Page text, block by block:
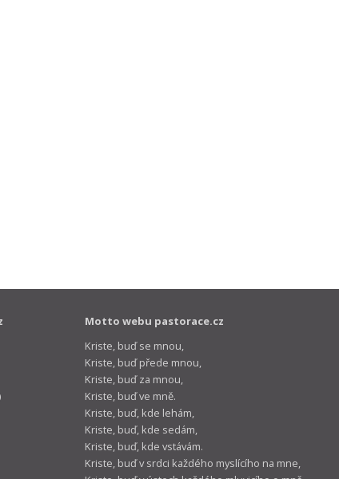
Motto webu pastorace.cz
Kriste, buď se mnou,
Kriste, buď přede mnou,
Kriste, buď za mnou,
Kriste, buď ve mně.
Kriste, buď, kde lehám,
Kriste, buď, kde sedám,
Kriste, buď, kde vstávám.
Kriste, buď v srdci každého myslícího na mne,